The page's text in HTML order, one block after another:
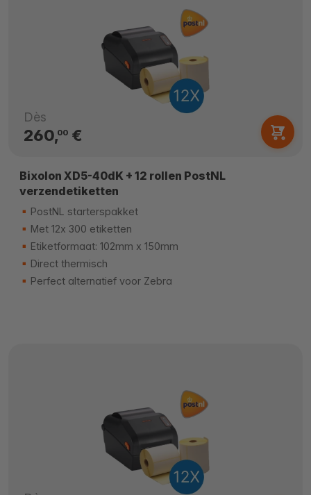
Dès
260,00€
Bixolon XD5-40dK + 12 rollen PostNL
verzendetiketten
PostNL starterspakket
Met 12x 300 etiketten
Etiketformaat: 102mm x 150mm
Direct thermisch
Perfect alternatief voor Zebra